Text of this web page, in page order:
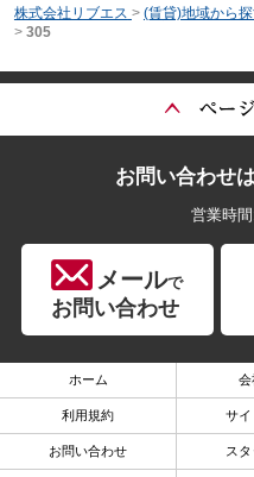
株式会社リブエス > (賃貸)地域から
> 305
お問い合わせ
営業時
メールで
お問い合わせ
ホーム 会
利用規約 サ
お問い合わせ ス